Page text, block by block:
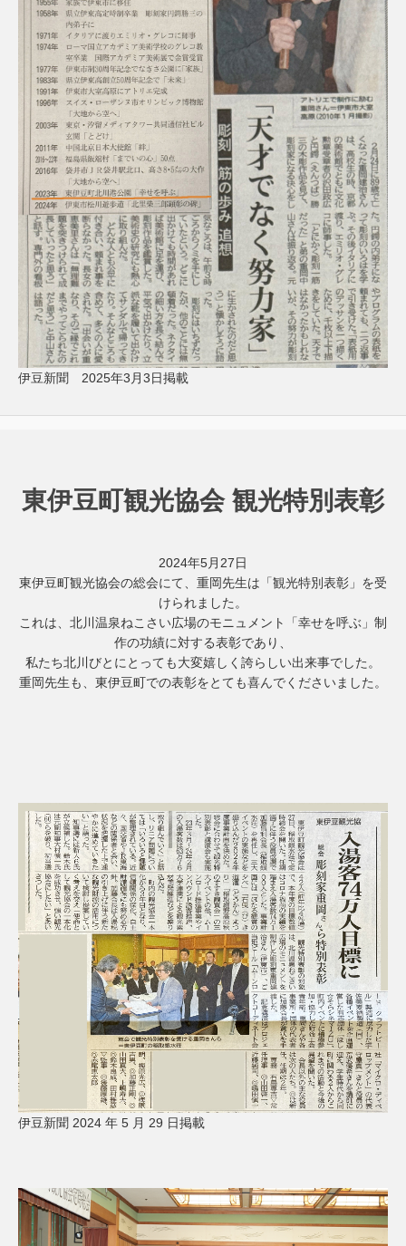
伊豆新聞 2025年3月3日掲載
東伊豆町観光協会 観光特別表彰
2024年5月27日
東伊豆町観光協会の総会にて、重岡先生は「観光特別表彰」を受
けられました。
これは、北川温泉ねこさい広場のモニュメント「幸せを呼ぶ」制
作の功績に対する表彰であり、
私たち北川びとにとっても大変嬉しく誇らしい出来事でした。
重岡先生も、東伊豆町での表彰をとても喜んでくださいました。
伊豆新聞 2024 年 5 月 29 日掲載